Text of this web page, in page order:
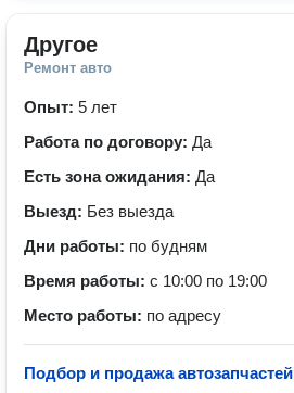
Другое
Ремонт авто
Опыт: 5 лет
Работа по договору: Да
Есть зона ожидания: Да
Выезд: Без выезда
Дни работы: по будням
Время работы: с 10:00 по 19:00
Место работы: по адресу
Подбор и продажа автозапчастей